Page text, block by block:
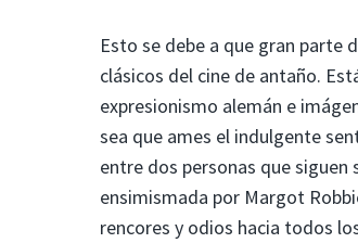
Esto se debe a que gran parte
clásicos del cine de antaño.
expresionismo alemán e
sea que ames el indulgente
entre dos personas que
ensimismada por Margot
rencores y odios hacia todos